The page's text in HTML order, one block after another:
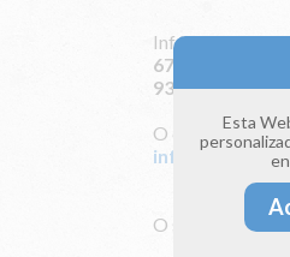
Infórmate
672 115 393
931 164 154
O enviándonos
O solicita más
Esta